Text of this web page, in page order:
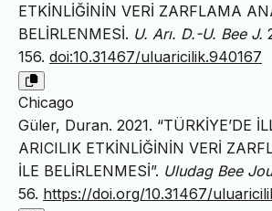
ETKİNLİĞİNİN VERİ ZARFLAMA
BELİRLENMESİ. U. Arı. D.-U. Bee J.
156. doi:10.31467/uluaricilik.940167
Chicago
Güler, Duran. 2021. “TÜRKİYE’DE
ARICILIK ETKİNLİĞİNİN VERİ
İLE BELİRLENMESİ”. Uludag Bee
56. https://doi.org/10.31467/